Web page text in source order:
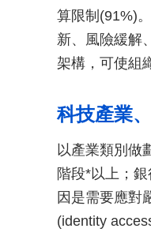
算限制(91%)
新、風險緩解
架構，可使組
科技產業
以產業類別做
階段*以上；
因是需要應對
(identity